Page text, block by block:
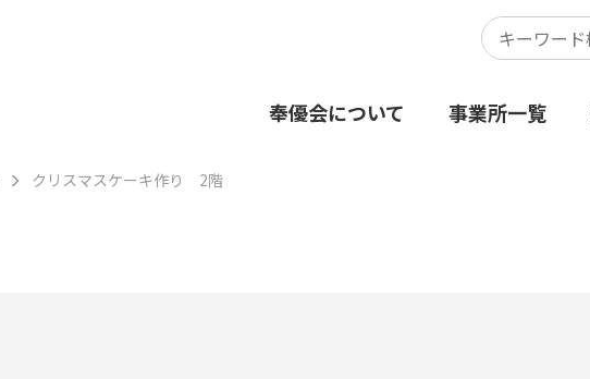
奉優会について 事業所一覧
クリスマスケーキ作り 2階